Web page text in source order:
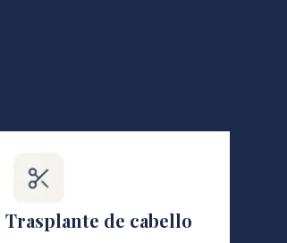
Trasplante de cabello